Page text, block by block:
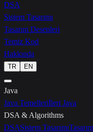
DSA
Sistem Tasarımı
Tasarım Desenleri
Temiz Kod
Hakkında
TR EN
Java
Java Temelleriİleri Java
DSA & Algorithms
DSASistem Tasarımı